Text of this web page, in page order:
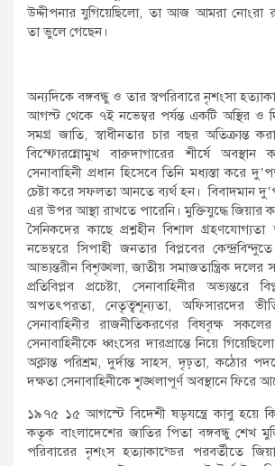
উদ্দীপনার যুগিয়েছিলো, তা আজ আমরা নোংরা
তা ভুলে গেছেন।
অন্যদিকে বঙ্গবন্ধু ও তার স্বপরিবারে নৃশংসা
আগস্ট থেকে ৭ই নভেম্বর পর্যন্ত একটি অস্থির ও
সমগ্র জাতি, স্বাধীনতার চার বছর অতিক্রান্ত
বিস্ফোরন্নোমুখ বারুদাগারের শীর্ষে
সেনাবাহিনী প্রধান হিসেবে তিনি মধ্যস্তা করে
চেষ্টা করে সফলতা আনতে ব্যর্থ হন। বিবাদমান
এর উপর আস্থা রাখতে পারেনি। মুক্তিযুদ্ধে জিয়ার
সৈনিকদের কাছে প্রশ্নহীন বিশাল
নভেম্বরে সিপাহী জনতার বিপ্লবের
আভ্যন্তরীন বিশৃঙ্খলা, জাতীয় সমাজতান্ত্রিক দলের
প্রতিবিপ্লব প্রচেষ্টা, সেনাবাহিনীর অভ্যন্তরে
অপতৎপরতা, নেতৃত্বশূন্যতা, অফিসারদের
সেনাবাহিনীর রাজনীতিকরণের বিষবৃক্ষ
সেনাবাহিনীকে ধ্বংসের দারপ্রান্তে নিয়ে
অক্লান্ত পরিশ্রম, দুর্দান্ত সাহস, দৃঢ়তা, কঠোর
দক্ষতা সেনাবাহিনীকে শৃৃঙ্খলাপূর্ণ অবস্থানে ফিরে
১৯৭৫ ১৫ আগস্টে বিদেশী ষড়যন্ত্রে কাবু হয়ে
কতৃক বাংলাদেশের জাতির পিতা বঙ্গবন্ধু শেখ
পরিবারের নৃশংস হত্যাকান্ডের পরবর্তীতে